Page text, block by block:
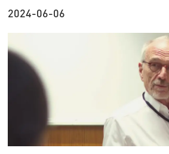
2024-06-06